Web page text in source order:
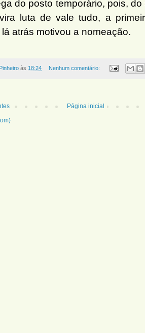
do posto temporário, pois,
luta de vale tudo, a
atrás motivou a nomeação.
às 18:24 Nenhum comentário:
Página inicial